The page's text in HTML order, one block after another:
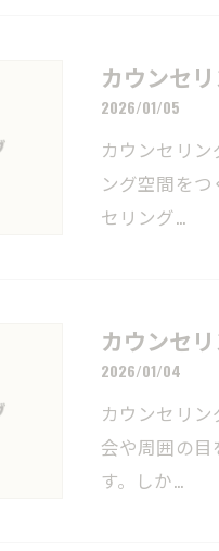
カウンセ
2026/01/05
カウンセリ
ング空間を
セリング…
カウンセ
2026/01/04
カウンセリ
会や周囲の
す。しか…